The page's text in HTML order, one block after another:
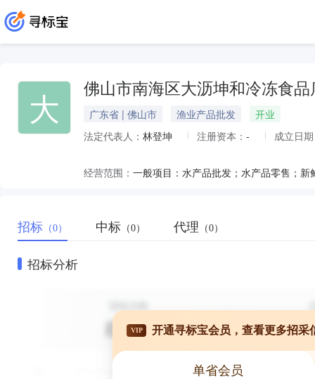
大 佛山市南海区大沥坤和冷冻食品
广东省 | 佛山市 渔业产品批发
开业
法定代表人： 林登坤 注册资本： - 成立日
经营范围：
招标 （0） 中标 （0） 代理 （0）
招标分析
VIP 开通寻标宝会员，查看更多招采
单省会员